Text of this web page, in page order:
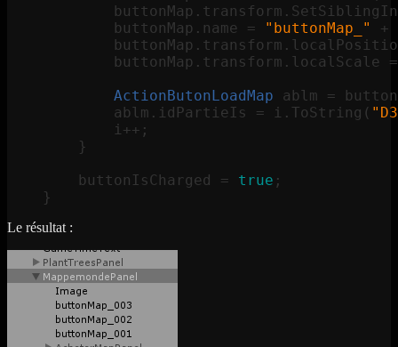
buttonMap . transform .
buttonMap . name = " buttonMap_ "
+
buttonMap . transform .
buttonMap . transform . localScale
=
ActionButonLoadMap
ablm =
ablm . idPartieIs = i . ToString ( " D3
i++;
}
buttonIsCharged
= true ;
Le résultat :